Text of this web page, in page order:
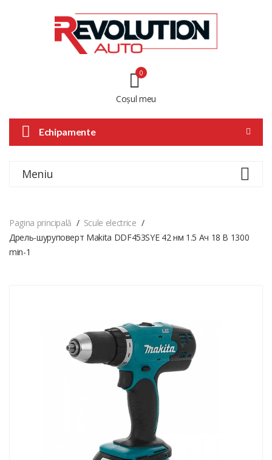
Coșul meu
0
Echipamente
Meniu
Pagina principală
Scule electrice
Дрель-шуруповерт Makita DDF453SYE 42 нм 1.5 Ач 18 В 1300
min-1